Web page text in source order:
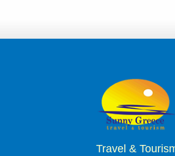
Travel &